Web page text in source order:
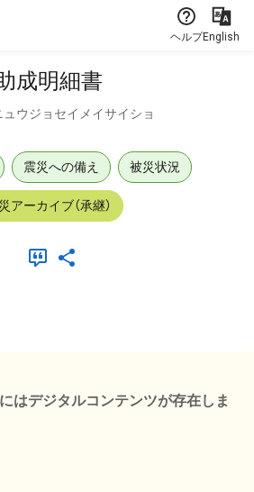
ヘルプEnglish
成明細書
ウジョセイメイサイショ
震災への備え 被災状況
アーカイブ（承継）
はデジタルコンテンツが存在しま